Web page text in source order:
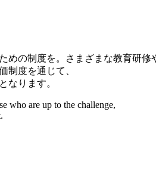
制度を通じて、
なります。
who are up to the challenge,